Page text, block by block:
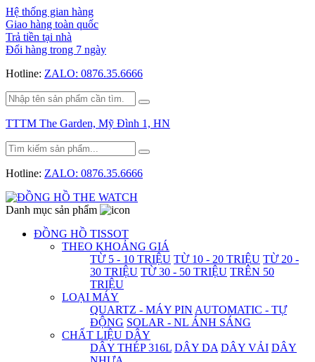
Hệ thống gian hàng
Giao hàng toàn quốc
Trả tiền tại nhà
Đổi hàng trong 7 ngày
Hotline: ZALO: 0876.35.6666
TTTM The Garden, Mỹ Đình 1, HN
Hotline: ZALO: 0876.35.6666
Danh mục sản phẩm
ĐỒNG HỒ TISSOT
THEO KHOẢNG GIÁ
TỪ 5 - 10 TRIỆU TỪ 10 - 20 TRIỆU TỪ 20 -
30 TRIỆU TỪ 30 - 50 TRIỆU TRÊN 50
TRIỆU
LOẠI MÁY
QUARTZ - MÁY PIN AUTOMATIC - TỰ
ĐỘNG SOLAR - NL ÁNH SÁNG
CHẤT LIỆU DÂY
DÂY THÉP 316L DÂY DA DÂY VẢI DÂY